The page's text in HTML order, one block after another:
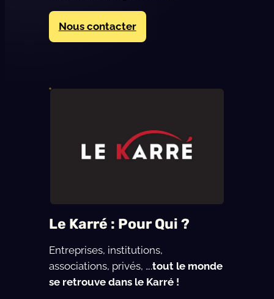
Nous contacter
Le Karré : Pour Qui ?
Entreprises, institutions,
associations, privés, ….tout le monde
se retrouve dans le Karré !